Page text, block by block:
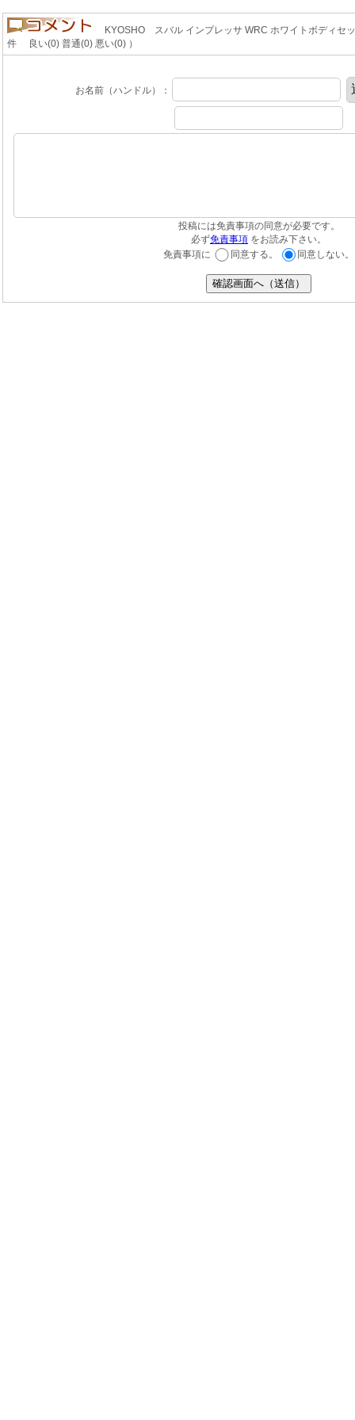
KYOSHO スバル インプレッサ WRC ホワイトボディ
件 良い(0) 普通(0) 悪い(0) ）
お名前（ハンドル）：
投稿には免責事項の同意が必要です。
必ず免責事項 をお読み下さい。
免責事項に
同意する。 同意しない。